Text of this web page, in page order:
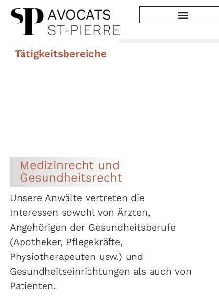
Tätigkeitsbereiche
Medizinrecht und
Gesundheitsrecht
Unsere Anwälte vertreten die
Interessen sowohl von Ärzten,
Angehörigen der Gesundheitsberufe
(Apotheker, Pflegekräfte,
Physiotherapeuten usw.) und
Gesundheitseinrichtungen als auch von
Patienten.